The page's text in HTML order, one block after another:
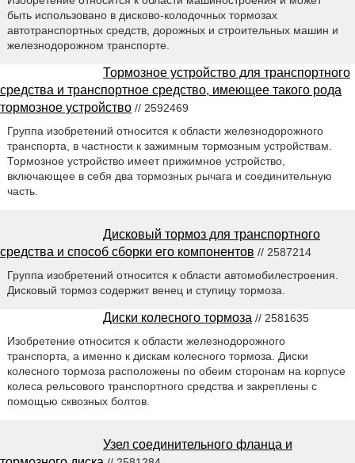
быть использовано в дисково-колодочных тормозах
автотранспортных средств, дорожных и строительных машин и
железнодорожном транспорте.
Тормозное устройство для транспортного
средства и транспортное средство, имеющее такого рода
тормозное устройство // 2592469
Группа изобретений относится к области железнодорожного
транспорта, в частности к зажимным тормозным устройствам.
Тормозное устройство имеет прижимное устройство,
включающее в себя два тормозных рычага и соединительную
часть.
Дисковый тормоз для транспортного
средства и способ сборки его компонентов // 2587214
Группа изобретений относится к области автомобилестроения.
Дисковый тормоз содержит венец и ступицу тормоза.
Диски колесного тормоза // 2581635
Изобретение относится к области железнодорожного
транспорта, а именно к дискам колесного тормоза. Диски
колесного тормоза расположены по обеим сторонам на корпусе
колеса рельсового транспортного средства и закреплены с
помощью сквозных болтов.
Узел соединительного фланца и